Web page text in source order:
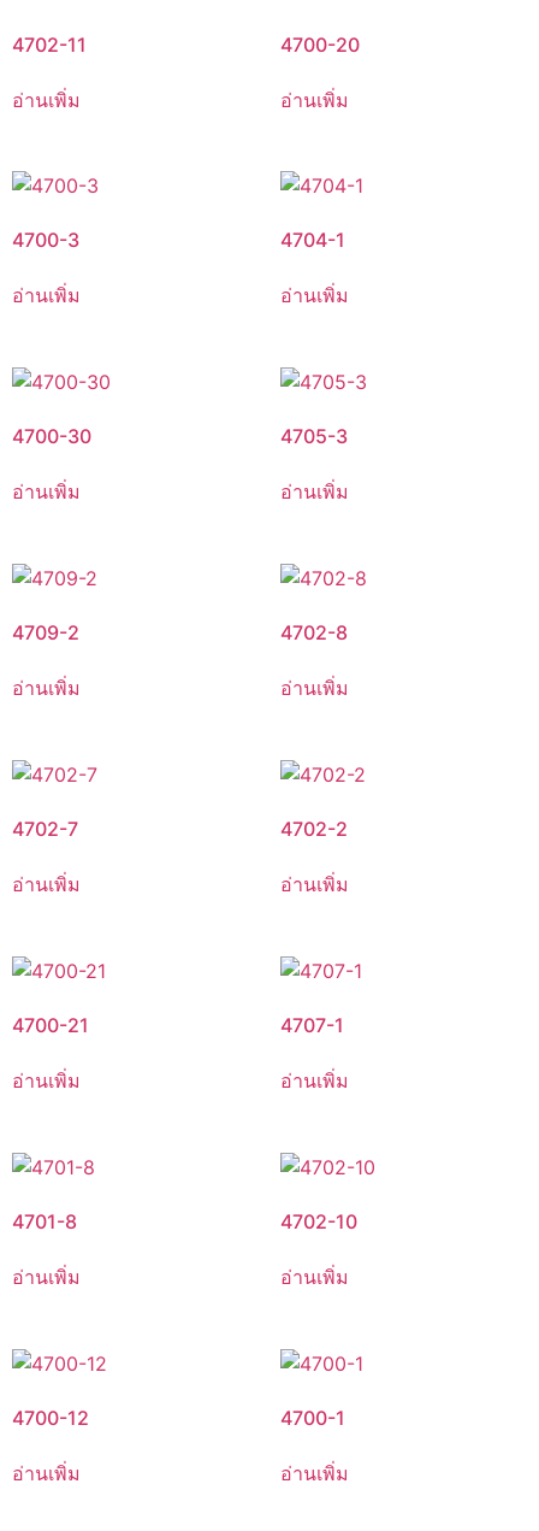
4702-11
อ่านเพิ่ม
4700-20
อ่านเพิ่ม
4700-3
อ่านเพิ่ม
4704-1
อ่านเพิ่ม
4700-30
อ่านเพิ่ม
4705-3
อ่านเพิ่ม
4709-2
อ่านเพิ่ม
4702-8
อ่านเพิ่ม
4702-7
อ่านเพิ่ม
4702-2
อ่านเพิ่ม
4700-21
อ่านเพิ่ม
4707-1
อ่านเพิ่ม
4701-8
อ่านเพิ่ม
4702-10
อ่านเพิ่ม
4700-12
อ่านเพิ่ม
4700-1
อ่านเพิ่ม